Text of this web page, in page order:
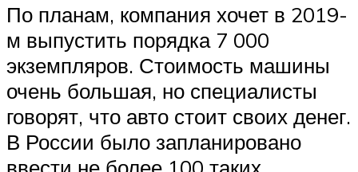
По планам, компания хочет в 2019-
м выпустить порядка 7 000
экземпляров. Стоимость машины
очень большая, но специалисты
говорят, что авто стоит своих денег.
В России было запланировано
ввести не более 100 таких